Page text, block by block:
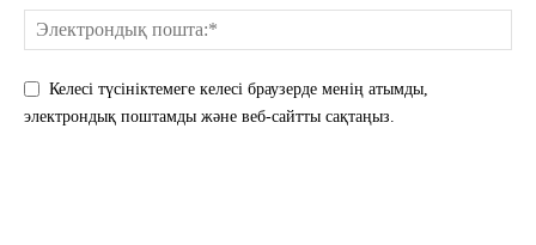
Келесі түсініктемеге келесі браузерде менің атымды,
электрондық поштамды және веб-сайтты сақтаңыз.